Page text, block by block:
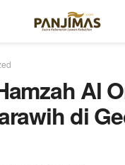
Al
di